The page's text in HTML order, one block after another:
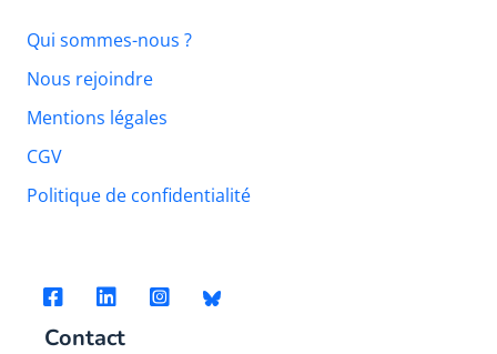
Qui sommes-nous ?
Nous rejoindre
Mentions légales
CGV
Politique de confidentialité
Contact